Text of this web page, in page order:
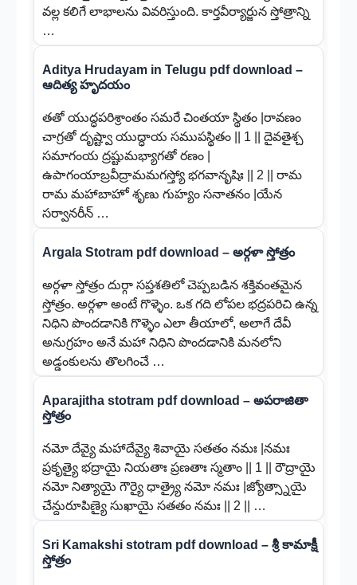
వల్ల కలిగే లాభాలను వివరిస్తుంది. కార్తవీర్యార్జున స్తోత్రాన్ని
…
Aditya Hrudayam in Telugu pdf download –
ఆదిత్య హృదయం
తతో యుద్ధపరిశ్రాంతం సమరే చింతయా స్థితం |రావణం
చాగ్రతో దృష్ట్వా యుద్ధాయ సముపస్థితం || 1 || దైవతైశ్చ
సమాగంయ ద్రష్టుమభ్యాగతో రణం |
ఉపాగంయాబ్రవీద్రామమగస్త్యో భగవానృషిః || 2 || రామ
రామ మహాబాహో శృణు గుహ్యం సనాతనం |యేన
సర్వానరీన్ …
Argala Stotram pdf download – అర్గళా స్తోత్రం
అర్గళా స్తోత్రం దుర్గా సప్తశతిలో చెప్పబడిన శక్తివంతమైన
స్తోత్రం. అర్గళా అంటే గొళ్ళెం. ఒక గది లోపల భద్రపరిచి ఉన్న
నిధిని పొందడానికి గొళ్ళెం ఎలా తీయాలో, అలాగే దేవీ
అనుగ్రహం అనే మహా నిధిని పొందడానికి మనలోని
అడ్డంకులను తొలగించే …
Aparajitha stotram pdf download – అపరాజితా
స్తోత్రం
నమో దేవ్యై మహాదేవ్యై శివాయై సతతం నమః |నమః
ప్రకృత్యై భద్రాయై నియతాః ప్రణతాః స్మతాం || 1 || రౌద్రాయై
నమో నిత్యాయై గౌర్యై ధాత్ర్యై నమో నమః |జ్యోత్స్నాయై
చేన్దురూపిణ్యై సుఖాయై సతతం నమః || 2 || …
Sri Kamakshi stotram pdf download – శ్రీ కామాక్షీ
స్తోత్రం